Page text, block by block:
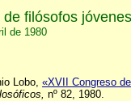
filósofos jóvenes
de 1980
Lobo, «XVII Congreso
nº 82, 1980.